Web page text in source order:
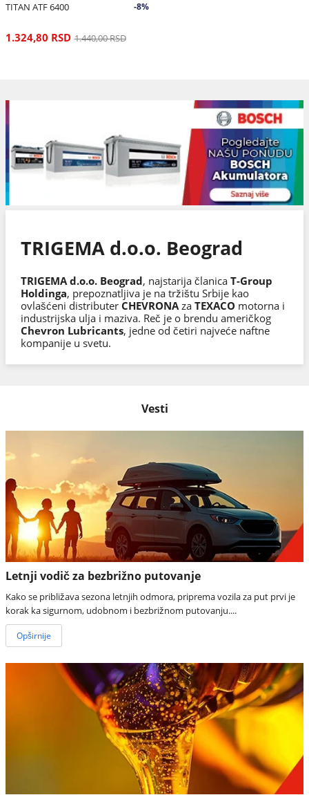
TITAN ATF 6400 -8%
1.324,80 RSD 1.440,00 RSD
TRIGEMA d.o.o. Beograd
TRIGEMA d.o.o. Beograd, najstarija članicaT-Group
Holdinga, prepoznatljiva je na tržištu Srbije kao
ovlašćeni distributerCHEVRONA zaTEXACO motorna i
industrijska ulja i maziva. Reč je o brendu američkog
Chevron Lubricants, jedne od četiri najveće naftne
kompanije u svetu.
Vesti
Letnji vodič za bezbrižno putovanje
Kako se približava sezona letnjih odmora, priprema vozila za put prvi je
korak ka sigurnom, udobnom i bezbrižnom putovanju....
Opširnije